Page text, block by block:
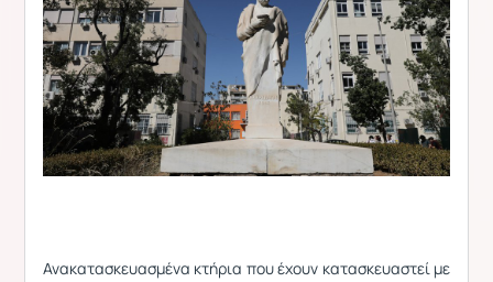
Ανακατασκευασμένα κτήρια που έχουν κατασκευαστεί με